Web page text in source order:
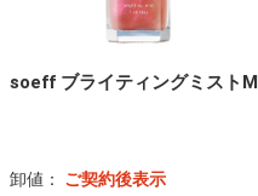
soeff ブライティングミストM
卸値： ご契約後表示